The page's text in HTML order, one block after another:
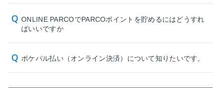
ONLINE PARCOでPARCOポイントを貯めるにはどうすれ
ばいいですか
ポケパル払い（オンライン決済）について知りたいです。